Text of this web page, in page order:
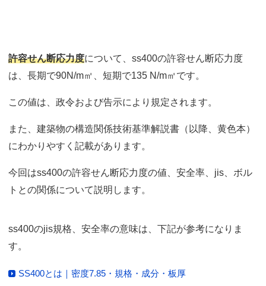
許容せん断応力度について、ss400の許容せん断応力度
は、長期で90N/m㎡、短期で135 N/m㎡です。
この値は、政令および告示により規定されます。
また、建築物の構造関係技術基準解説書（以降、黄色本）
にわかりやすく記載があります。
今回はss400の許容せん断応力度の値、安全率、jis、ボル
トとの関係について説明します。
ss400のjis規格、安全率の意味は、下記が参考になりま
す。
SS400とは｜密度7.85・規格・成分・板厚